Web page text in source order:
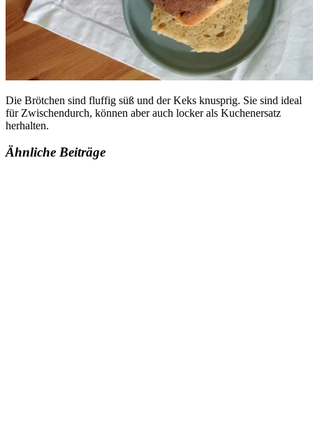
Die Brötchen sind fluffig süß und der Keks knusprig. Sie sind ideal
für Zwischendurch, können aber auch locker als Kuchenersatz
herhalten.
Ähnliche Beiträge